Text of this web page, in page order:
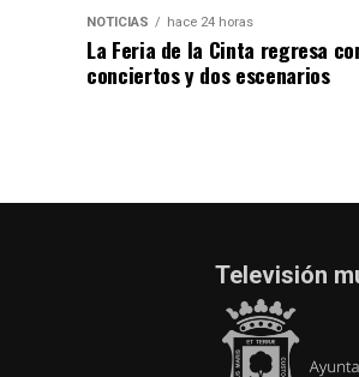
NOTICIAS hace 24 horas
La Feria de la Cinta regresa
conciertos y dos escenarios
Televisión